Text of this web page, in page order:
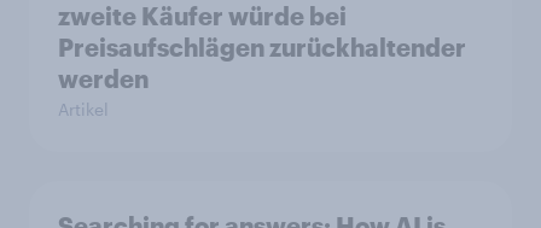
zweite Käufer würde bei
Preisaufschlägen zurückhaltender
werden
Artikel